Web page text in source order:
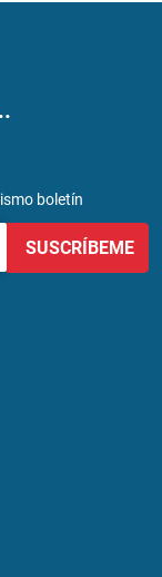
boletín
SUSCRÍBEME